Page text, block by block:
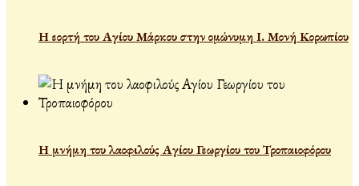
Η εορτή του Αγίου Μάρκου στην ομώνυμη Ι. Μονή Κορωπίου
Η μνήμη του λαοφιλούς Αγίου Γεωργίου του Τροπαιοφόρου